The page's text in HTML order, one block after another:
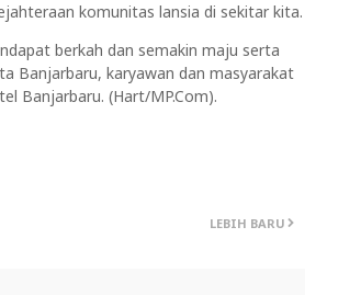
komunitas lansia di sekitar kita.
berkah dan semakin maju serta
Banjarbaru, karyawan dan masyarakat
Banjarbaru. (Hart/MP.Com).
LEBIH BARU